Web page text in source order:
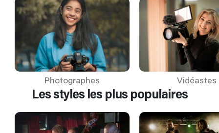
Photographes Vidéastes
Les styles les plus populaires